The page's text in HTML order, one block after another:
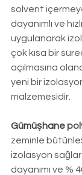
solvent
dayanımlı ve
uygulanarak
çok kısa bir
açılmasına
yeni bir
malzemesidir.
Gümüşhane
zeminle
izolasyon
dayanımı ve %